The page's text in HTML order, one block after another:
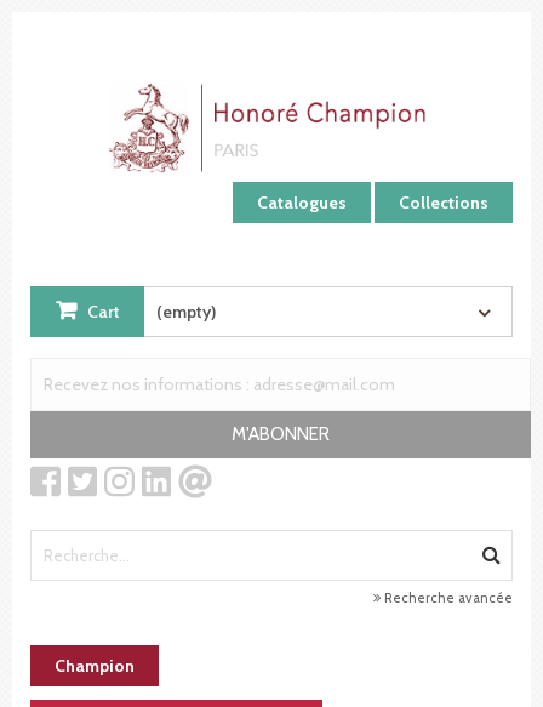
Catalogues Collections
Cart (empty)
M'ABONNER
Recherche avancée
Champion